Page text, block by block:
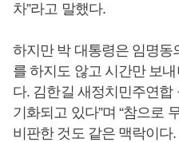
차”라고 말했다.
하지만 박 대통령은 임명동
를 하지도 않고 시간만 보
다. 김한길 새정치민주연합
기화되고 있다”며 “참으로
비판한 것도 같은 맥락이다.